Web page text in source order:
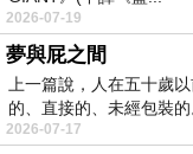
2026-07-19
夢與屁之間
上一篇說，人在五十歲
的、直接的、未經包裝的
2026-07-17